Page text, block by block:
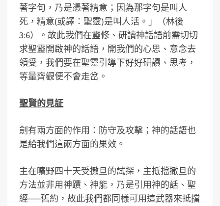
著字句，乃是憑著精意；因為那字句是叫人
死，精意(或譯：聖靈)是叫人活。」（林後
3:6）。故此我們在靈修、研讀神話語前需切切
求聖靈開啟神的話語，開我們的心思、意念去
領受，我們要在聖靈引導下好好研讀、思考，
等量齊觀便不會走岔。
聖賢的見証
劍有兩方面的作用：防守及攻擊；神的話語也
是給我們這兩方面的果效。
主在曠野四十天受撒旦的試探，主抵擋撒旦的
方法並非用神蹟、神能，乃是引用神的話、聖
經──舊約，故此我們都同樣可用這武器來抵擋